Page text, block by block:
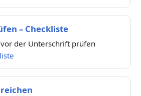
– Checkliste
der Unterschrift prüfen